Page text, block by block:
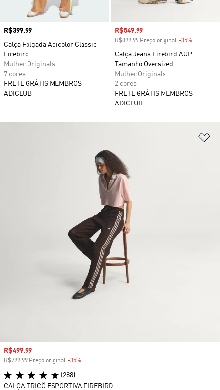
Preço
R$399,99
Calça Folgada Adicolor Classic
Firebird
Mulher Originals
7 cores
FRETE GRÁTIS MEMBROS
ADICLUB
Preço com desconto
R$549,99
R$899,99 Preço original -35%
Calça Jeans Firebird AOP
Tamanho Oversized
Mulher Originals
2 cores
FRETE GRÁTIS MEMBROS
ADICLUB
Preço com desconto
R$499,99
R$799,99 Preço original -35%
(288)
CALÇA TRICÔ ESPORTIVA FIREBIRD